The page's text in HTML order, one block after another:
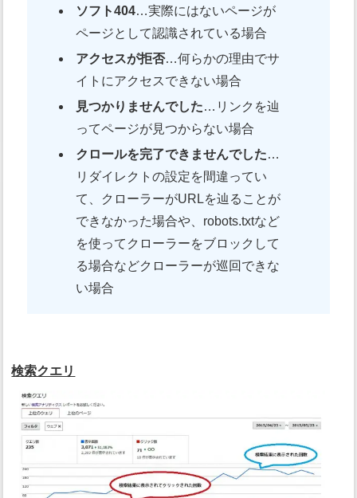
ソフト404…実際にはないページが
ページとして認識されている場合
アクセスが拒否…何らかの理由でサ
イトにアクセスできない場合
見つかりませんでした…リンクを辿
ってページが見つからない場合
クロールを完了できませんでした…
リダイレクトの設定を間違ってい
て、クローラーがURLを辿ることが
できなかった場合や、robots.txtなど
を使ってクローラーをブロックして
る場合などクローラーが巡回できな
い場合
検索クエリ